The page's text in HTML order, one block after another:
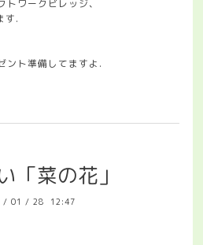
ワークビレッジ、
す.
ント準備してますよ.
「菜の花」
/ 01 / 28 12:47